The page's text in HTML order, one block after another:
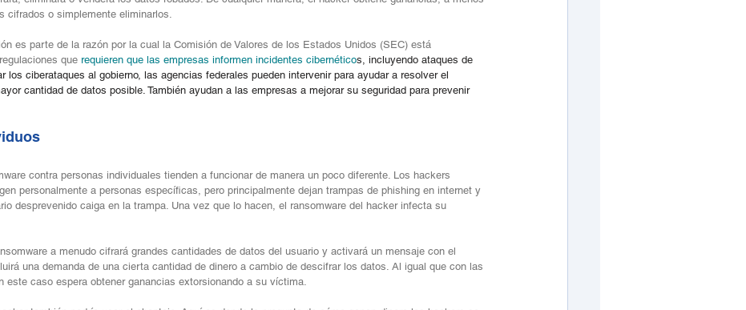
cifrados o simplemente eliminarlos.
es parte de la razón por la cual la Comisión de Valores de los Estados Unidos (SEC) está
que requieren que las empresas informen incidentes cibernéticos, incluyendo ataques de
los ciberataques al gobierno, las agencias federales pueden intervenir para ayudar a resolver el
cantidad de datos posible. También ayudan a las empresas a mejorar su seguridad para prevenir
contra personas individuales tienden a funcionar de manera un poco diferente. Los hackers
personalmente a personas específicas, pero principalmente dejan trampas de phishing en internet y
desprevenido caiga en la trampa. Una vez que lo hacen, el ransomware del hacker infecta su
a menudo cifrará grandes cantidades de datos del usuario y activará un mensaje con el
una demanda de una cierta cantidad de dinero a cambio de descifrar los datos. Al igual que con las
este caso espera obtener ganancias extorsionando a su víctima.